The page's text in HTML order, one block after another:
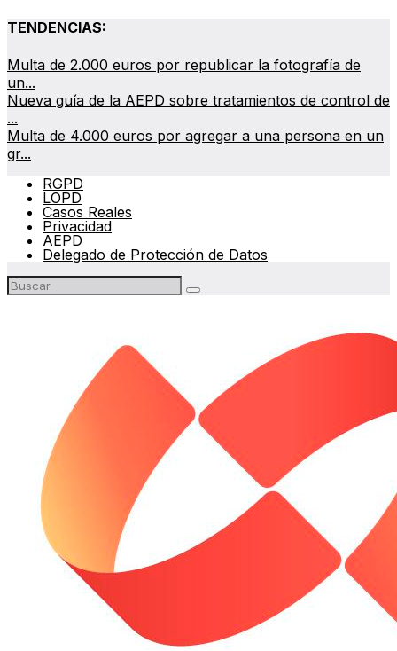
TENDENCIAS:
Multa de 2.000 euros por republicar la fotografía de
un...
Nueva guía de la AEPD sobre tratamientos de control de
...
Multa de 4.000 euros por agregar a una persona en un
gr...
RGPD
LOPD
Casos Reales
Privacidad
AEPD
Delegado de Protección de Datos